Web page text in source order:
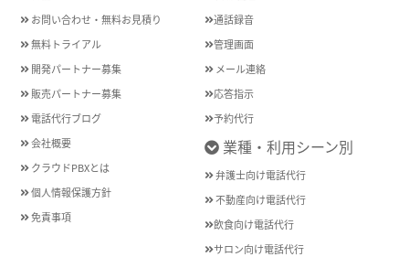
お問い合わせ・無料お見積り
無料トライアル
開発パートナー募集
販売パートナー募集
電話代行ブログ
会社概要
クラウドPBXとは
個人情報保護方針
免責事項
通話録音
管理画面
メール連絡
応答指示
予約代行
業種・利用シーン別
弁護士向け電話代行
不動産向け電話代行
飲食向け電話代行
サロン向け電話代行